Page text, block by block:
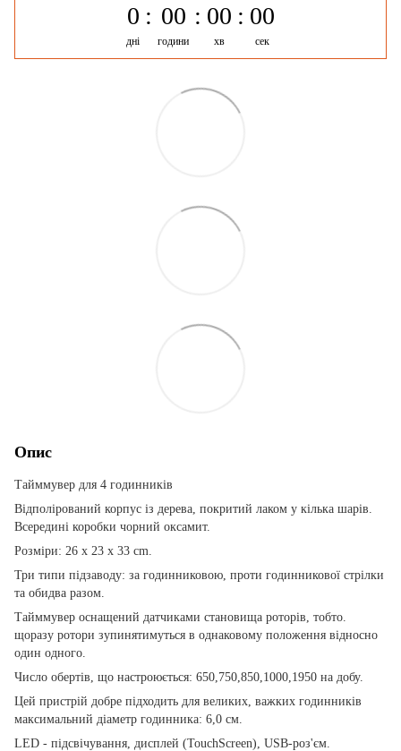
0
дні
00
години
00
хв
00
сек
Опис
Тайммувер для 4 годинників
Відполірований корпус із дерева, покритий лаком у кілька шарів.
Всередині коробки чорний оксамит.
Розміри: 26 x 23 x 33 cm.
Три типи підзаводу: за годинниковою, проти годинникової стрілки
та обидва разом.
Тайммувер оснащений датчиками становища роторів, тобто.
щоразу ротори зупинятимуться в однаковому положення відносно
один одного.
Число обертів, що настроюється: 650,750,850,1000,1950 на добу.
Цей пристрій добре підходить для великих, важких годинників
максимальний діаметр годинника: 6,0 см.
LED - підсвічування, дисплей (TouchScreen), USB-роз'єм.